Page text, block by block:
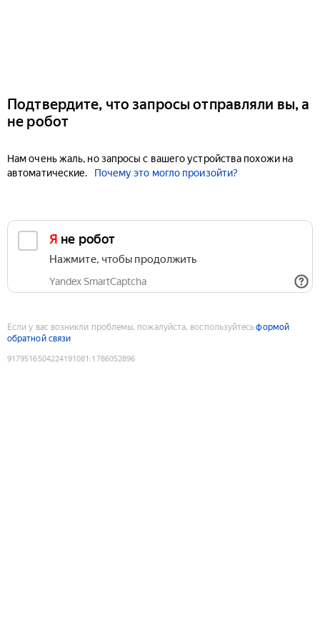
Подтвердите, что запросы отправляли вы, а
не робот
Нам очень жаль, но запросы с вашего устройства похожи на
автоматические.
Почему это могло произойти?
Я не робот
Нажмите, чтобы продолжить
Yandex SmartCaptcha
Если у вас возникли проблемы, пожалуйста, воспользуйтесьформой
обратной связи
9179516504224191081 :1786052896